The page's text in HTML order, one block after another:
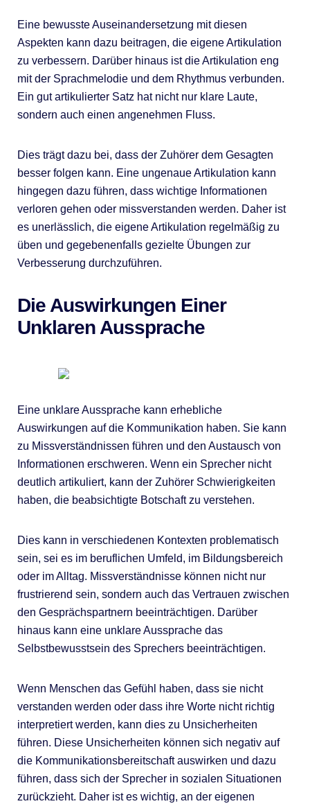
Eine bewusste Auseinandersetzung mit diesen
Aspekten kann dazu beitragen, die eigene Artikulation
zu verbessern. Darüber hinaus ist die Artikulation eng
mit der Sprachmelodie und dem Rhythmus verbunden.
Ein gut artikulierter Satz hat nicht nur klare Laute,
sondern auch einen angenehmen Fluss.
Dies trägt dazu bei, dass der Zuhörer dem Gesagten
besser folgen kann. Eine ungenaue Artikulation kann
hingegen dazu führen, dass wichtige Informationen
verloren gehen oder missverstanden werden. Daher ist
es unerlässlich, die eigene Artikulation regelmäßig zu
üben und gegebenenfalls gezielte Übungen zur
Verbesserung durchzuführen.
Die Auswirkungen Einer
Unklaren Aussprache
Eine unklare Aussprache kann erhebliche
Auswirkungen auf die Kommunikation haben. Sie kann
zu Missverständnissen führen und den Austausch von
Informationen erschweren. Wenn ein Sprecher nicht
deutlich artikuliert, kann der Zuhörer Schwierigkeiten
haben, die beabsichtigte Botschaft zu verstehen.
Dies kann in verschiedenen Kontexten problematisch
sein, sei es im beruflichen Umfeld, im Bildungsbereich
oder im Alltag. Missverständnisse können nicht nur
frustrierend sein, sondern auch das Vertrauen zwischen
den Gesprächspartnern beeinträchtigen. Darüber
hinaus kann eine unklare Aussprache das
Selbstbewusstsein des Sprechers beeinträchtigen.
Wenn Menschen das Gefühl haben, dass sie nicht
verstanden werden oder dass ihre Worte nicht richtig
interpretiert werden, kann dies zu Unsicherheiten
führen. Diese Unsicherheiten können sich negativ auf
die Kommunikationsbereitschaft auswirken und dazu
führen, dass sich der Sprecher in sozialen Situationen
zurückzieht. Daher ist es wichtig, an der eigenen